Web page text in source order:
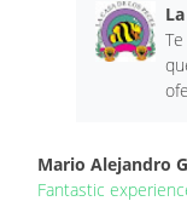
Mario Alejandro
Fantastic